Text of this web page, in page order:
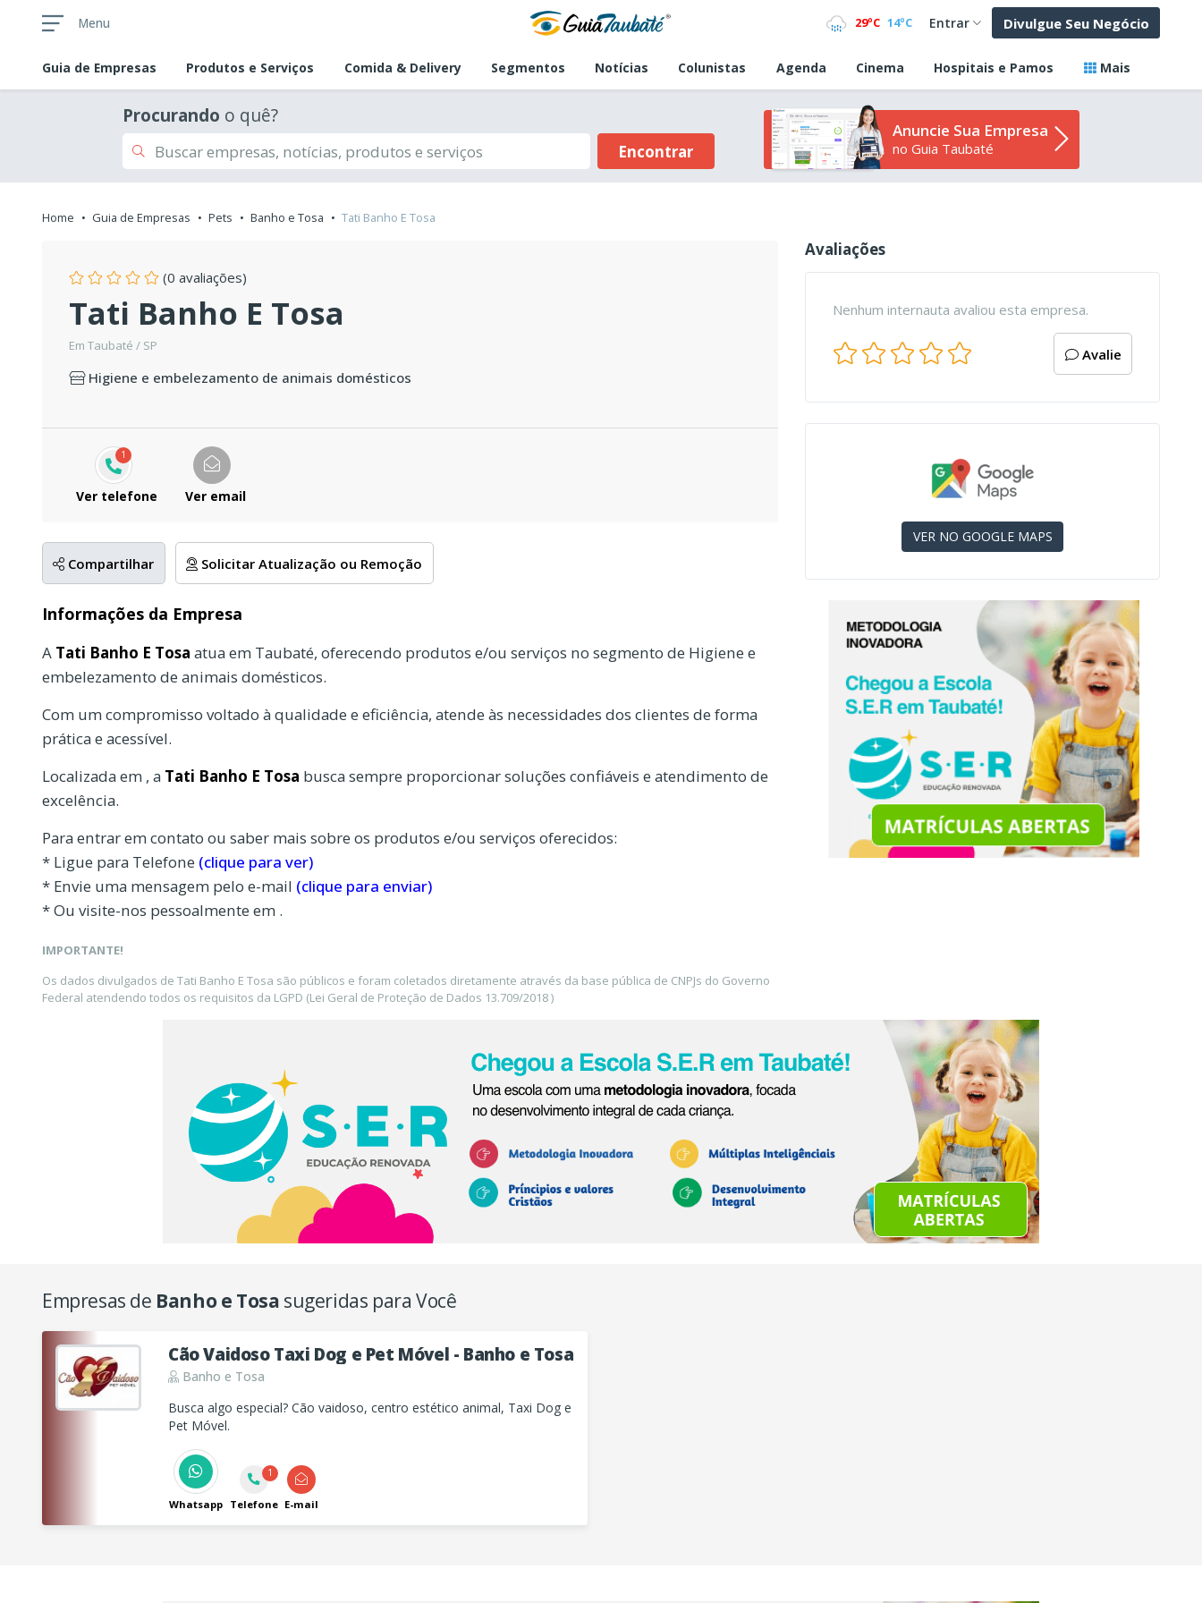
Menu 29ºC 14ºC Entrar Divulgue Seu Negócio
Guia de Empresas Produtos e Serviços Comida & Delivery Segmentos Notícias Colunistas Agenda Cinema Hospitais e Pamos Mais
Procurando o quê?
Encontrar
Anuncie Sua Empresa
no Guia Taubaté
Home Guia de Empresas Pets Banho e Tosa Tati Banho E Tosa
(0 avaliações)
Tati Banho E Tosa
Em Taubaté / SP
Higiene e embelezamento de animais domésticos
1
Ver telefone Ver email
Compartilhar Solicitar Atualização ou Remoção
Informações da Empresa
A Tati Banho E Tosa atua em Taubaté, oferecendo produtos e/ou serviços no segmento de Higiene e
embelezamento de animais domésticos.
Com um compromisso voltado à qualidade e eficiência, atende às necessidades dos clientes de forma
prática e acessível.
Localizada em , a Tati Banho E Tosa busca sempre proporcionar soluções confiáveis e atendimento de
excelência.
Para entrar em contato ou saber mais sobre os produtos e/ou serviços oferecidos:
* Ligue para Telefone (clique para ver)
* Envie uma mensagem pelo e-mail (clique para enviar)
* Ou visite-nos pessoalmente em .
IMPORTANTE!
Os dados divulgados de Tati Banho E Tosa são públicos e foram coletados diretamente através da base pública de CNPJs do Governo
Federal atendendo todos os requisitos da LGPD (Lei Geral de Proteção de Dados 13.709/2018 )
Avaliações
Nenhum internauta avaliou esta empresa.
Avalie
VER NO GOOGLE MAPS
Empresas de Banho e Tosa sugeridas para Você
Cão Vaidoso Taxi Dog e Pet Móvel - Banho e Tosa
Banho e Tosa
Busca algo especial? Cão vaidoso, centro estético animal, Taxi Dog e
Pet Móvel.
Whatsapp
1
Telefone E-mail